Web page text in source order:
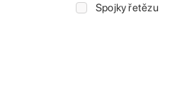
Spojky řetězu